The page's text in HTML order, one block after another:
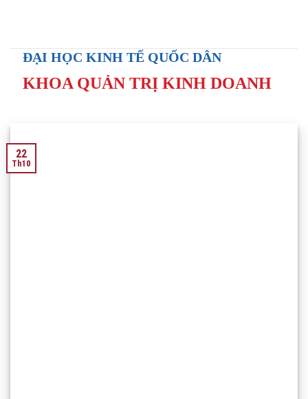
ĐẠI HỌC KINH TẾ QUỐC DÂN
KHOA QUẢN TRỊ KINH DOANH
22
Th10